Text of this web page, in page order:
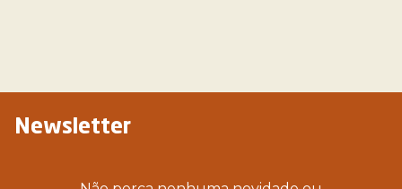
Newsletter